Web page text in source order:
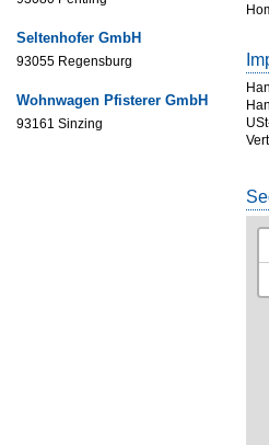
Seltenhofer GmbH
93055 Regensburg
Wohnwagen Pfisterer GmbH
93161 Sinzing